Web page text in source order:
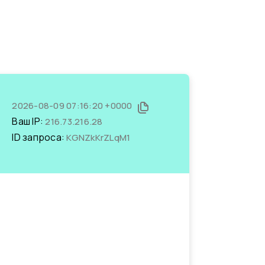
2026-08-09 07:16:20 +0000
Ваш IP:216.73.216.28
ID запроса:KGNZkKrZLqM1